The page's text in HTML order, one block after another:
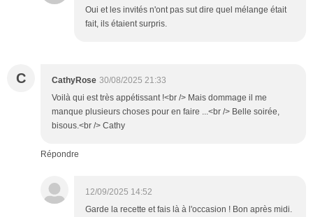
Oui et les invités n'ont pas sut dire quel mélange était
fait, ils étaient surpris.
C CathyRose 30/08/2025 21:33
Voilà qui est très appétissant !<br /> Mais dommage il me
manque plusieurs choses pour en faire ...<br /> Belle soirée,
bisous.<br /> Cathy
Répondre
12/09/2025 14:52
Garde la recette et fais là à l'occasion ! Bon après midi.